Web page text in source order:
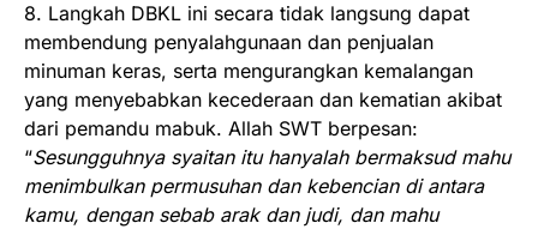
8. Langkah DBKL ini secara tidak langsung dapat
membendung penyalahgunaan dan penjualan
minuman keras, serta mengurangkan kemalangan
yang menyebabkan kecederaan dan kematian akibat
dari pemandu mabuk. Allah SWT berpesan:
“Sesungguhnya syaitan itu hanyalah bermaksud mahu
menimbulkan permusuhan dan kebencian di antara
kamu, dengan sebab arak dan judi, dan mahu